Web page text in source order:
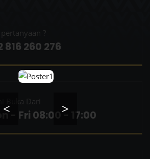
< >
?
816 260 276
Buka Dari
- Fri 08:00 - 17:00